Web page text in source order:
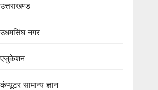
उत्तराखण्ड
उधमसिंघ नगर
एजुकेशन
कंप्यूटर सामान्य ज्ञान